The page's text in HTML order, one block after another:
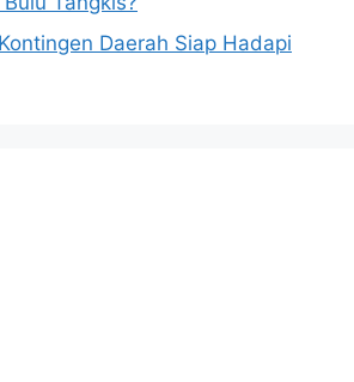
Daerah Siap Hadapi